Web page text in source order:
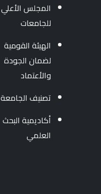
المجلس الأعلي
للجامعات
الهيئة القومية
لضمان الجودة
والأعتماد
تصنيف الجامعة
أكاديمية البحث
العلمي